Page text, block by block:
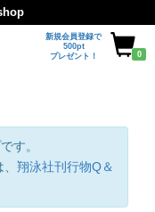
新規会員登録で
500pt
プレゼント！
0
す。
翔泳社刊行物Q＆